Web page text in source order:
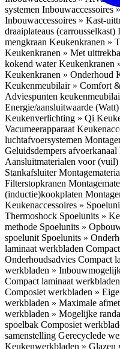
systemen Inbouwaccessoires
Inbouwaccessoires » Kast-
draaiplateaus (carrousselkast)
mengkraan Keukenkranen »
Keukenkranen » Met
kokend waterKeukenkranen
Keukenkranen » Onderhoud
Keukenmeubilair » Comfort
Adviespunten
Energie/aansluitwaarde (Watt)
Keukenverlichting » Qi
Vacumeerapparaat
luchtafvoersystemen
Geluidsdempers afvoerkanaal
Aansluitmaterialen voor (vuil)
Stankafsluiter
Filterstopkranen
(inductie)kookplaten
Keukenaccessoires »
Thermoshock Spoelunits »
methode Spoelunits »
spoelunit Spoelunits »
laminaat werkbladen
Onderhoudsadvies Compact
werkbladen »
Compact laminaat
Composiet werkbladen »
werkbladen » Maximale
werkbladen » Mogelijke
spoelbak Composiet
samenstelling Gerecyclede
Keukenwerkbladen » Glazen